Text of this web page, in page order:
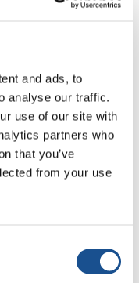
and ads, to
analyse our traffic.
use of our site with
partners who
that you’ve
from your use
peut-
mais le
beaucoup
du Genfest
créer des
les
et de mes
pour un
Genfest ».